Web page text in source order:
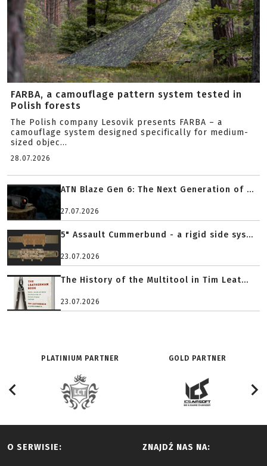
FARBA, a camouflage pattern system tested in
Polish forests
The Polish company Lesovik presents FARBA – a
camouflage system designed specifically for medium-
sized objec...
28.07.2026
ATN Blaze Gen 6: The Next Generation of ...
27.07.2026
5" Assault Cummerbund - a rigid side sys...
23.07.2026
The History of the Multitool in Tim Leat...
23.07.2026
PLATINIUM PARTNER GOLD PARTNER
O SERWISIE: ZNAJDŹ NAS NA: